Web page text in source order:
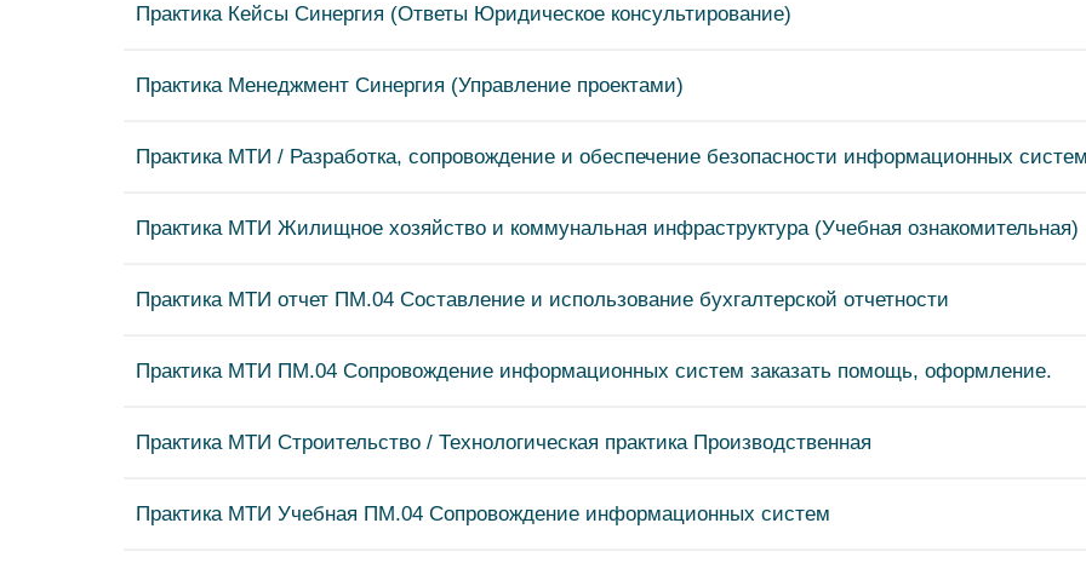
Практика Кейсы Синергия (Ответы Юридическое консультирование)
Практика Менеджмент Синергия (Управление проектами)
Практика МТИ / Разработка, сопровождение и обеспечение безопасности информационных систем
Практика МТИ Жилищное хозяйство и коммунальная инфраструктура (Учебная ознакомительная)
Практика МТИ отчет ПМ.04 Составление и использование бухгалтерской отчетности
Практика МТИ ПМ.04 Сопровождение информационных систем заказать помощь, оформление.
Практика МТИ Строительство / Технологическая практика Производственная
Практика МТИ Учебная ПМ.04 Сопровождение информационных систем